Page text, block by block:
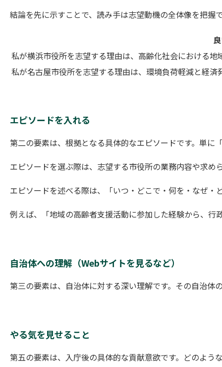
結論を先に示すことで、読み手は志望動機の全体像を把握
私が横浜市役所を志望する理由は、高齢化社会における
私が名古屋市役所を志望する理由は、環境負荷軽減と経
エピソードを入れる
第二の要素は、根拠となる具体的なエピソードです。単
エピソードを選ぶ際は、志望する市役所の業務内容や求
エピソードを述べる際は、「いつ・どこで・何を・なぜ
例えば、「地域の高齢者支援活動に参加した経験から、
自治体への理解（Webサイトを見るなど）
第三の要素は、自治体に対する深い理解です。その自治
やる気を見せること
第五の要素は、入庁後の具体的な貢献意欲です。どのよ